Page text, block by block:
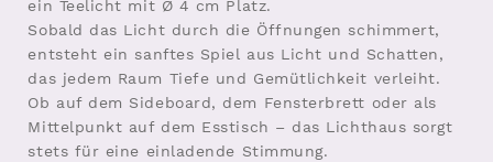
ein Teelicht mit Ø 4 cm Platz.
Sobald das Licht durch die Öffnungen schimmert,
entsteht ein sanftes Spiel aus Licht und Schatten,
das jedem Raum Tiefe und Gemütlichkeit verleiht.
Ob auf dem Sideboard, dem Fensterbrett oder als
Mittelpunkt auf dem Esstisch – das Lichthaus sorgt
stets für eine einladende Stimmung.